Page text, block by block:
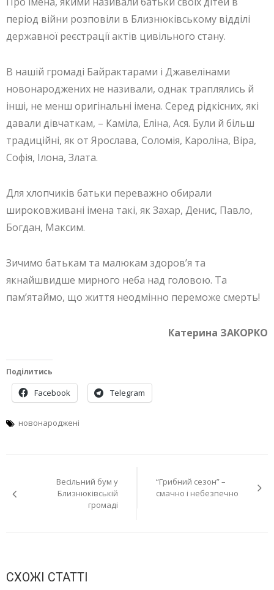
період війни розповіли в Близнюківському відділі
державної реєстрації актів цивільного стану.
В нашій громаді Байрактарами і Джавелінами
новонароджених не називали, однак траплялись й
інші, не менш оригінальні імена. Серед рідкісних, які
давали дівчаткам, – Каміла, Еліна, Ася. Були й більш
традиційні, як от Ярослава, Соломія, Кароліна, Віра,
Софія, Ілона, Злата.
Для хлопчиків батьки переважно обирали
широковживані імена такі, як Захар, Денис, Павло,
Богдан, Максим.
Зичимо батькам та малюкам здоров’я та
якнайшвидше мирного неба над головою. Та
пам’ятаймо, що життя неодмінно переможе смерть!
Катерина ЗАКОРКО
Поділитись
Facebook Telegram
новонароджені
записів
Весільний бум у
Близнюківській
громаді
“Грибний сезон” –
смачно і небезпечно
СХОЖІ СТАТТІ